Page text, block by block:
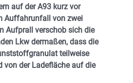
auf der A93 kurz vor
Auffahrunfall von zwei
Aufprall verschob sich die
Lkw dermaßen, dass die
teilweise
von der Ladefläche auf die